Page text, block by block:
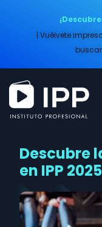
| Vuélvete
Descubre
en IPP 2025